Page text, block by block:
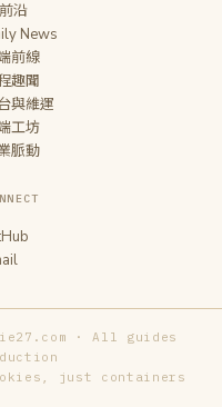
沿
News
前線
趣聞
與維運
工坊
脈動
· All guides
just containers